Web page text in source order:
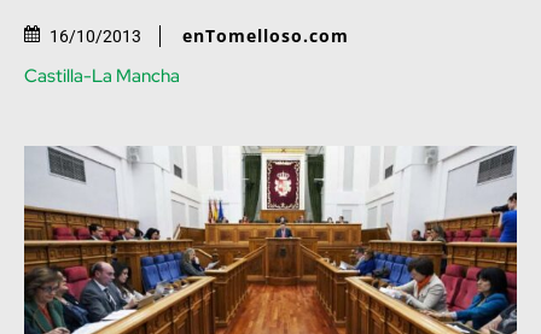
16/10/2013 enTomelloso.com
Castilla-La Mancha